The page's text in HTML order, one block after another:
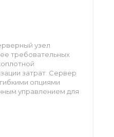
узел
требовательных
затрат. Сервер
опциями
управлением для